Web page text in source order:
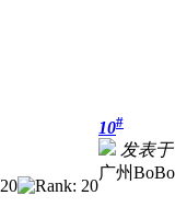
10#
发表于
广州